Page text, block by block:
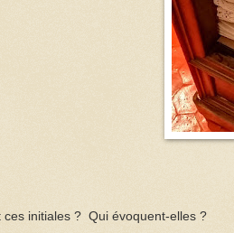
ces initiales ? Qui évoquent-elles ?